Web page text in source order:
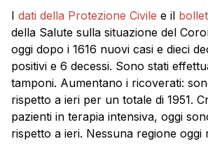
I dati della Protezione Civile e il
della Salute sulla situazione del
oggi dopo i 1616 nuovi casi e dieci
positivi e 6 decessi. Sono stati
tamponi. Aumentano i ricoverati:
rispetto a ieri per un totale di 1951.
pazienti in terapia intensiva, oggi
rispetto a ieri. Nessuna regione oggi